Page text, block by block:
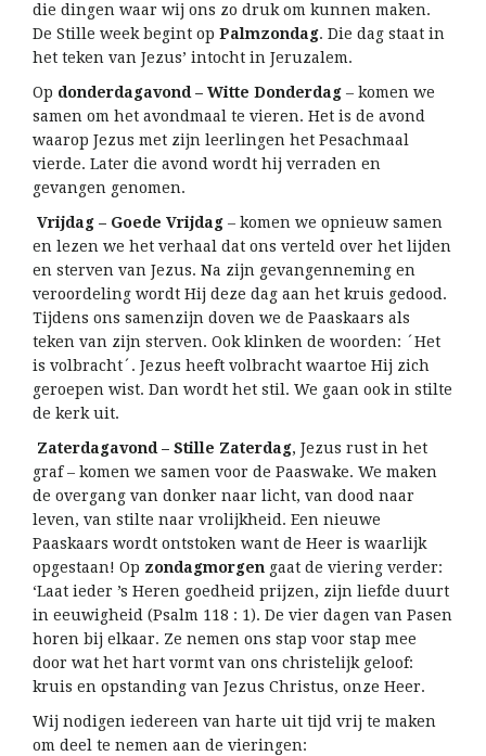
die dingen waar wij ons zo druk om kunnen maken.
De Stille week begint op Palmzondag. Die dag staat in
het teken van Jezus’ intocht in Jeruzalem.
Op donderdagavond – Witte Donderdag – komen we
samen om het avondmaal te vieren. Het is de avond
waarop Jezus met zijn leerlingen het Pesachmaal
vierde. Later die avond wordt hij verraden en
gevangen genomen.
Vrijdag – Goede Vrijdag – komen we opnieuw samen
en lezen we het verhaal dat ons verteld over het lijden
en sterven van Jezus. Na zijn gevangenneming en
veroordeling wordt Hij deze dag aan het kruis gedood.
Tijdens ons samenzijn doven we de Paaskaars als
teken van zijn sterven. Ook klinken de woorden: ´Het
is volbracht´. Jezus heeft volbracht waartoe Hij zich
geroepen wist. Dan wordt het stil. We gaan ook in stilte
de kerk uit.
Zaterdagavond – Stille Zaterdag, Jezus rust in het
graf – komen we samen voor de Paaswake. We maken
de overgang van donker naar licht, van dood naar
leven, van stilte naar vrolijkheid. Een nieuwe
Paaskaars wordt ontstoken want de Heer is waarlijk
opgestaan! Op zondagmorgen gaat de viering verder:
‘Laat ieder ’s Heren goedheid prijzen, zijn liefde duurt
in eeuwigheid (Psalm 118 : 1). De vier dagen van Pasen
horen bij elkaar. Ze nemen ons stap voor stap mee
door wat het hart vormt van ons christelijk geloof:
kruis en opstanding van Jezus Christus, onze Heer.
Wij nodigen iedereen van harte uit tijd vrij te maken
om deel te nemen aan de vieringen: